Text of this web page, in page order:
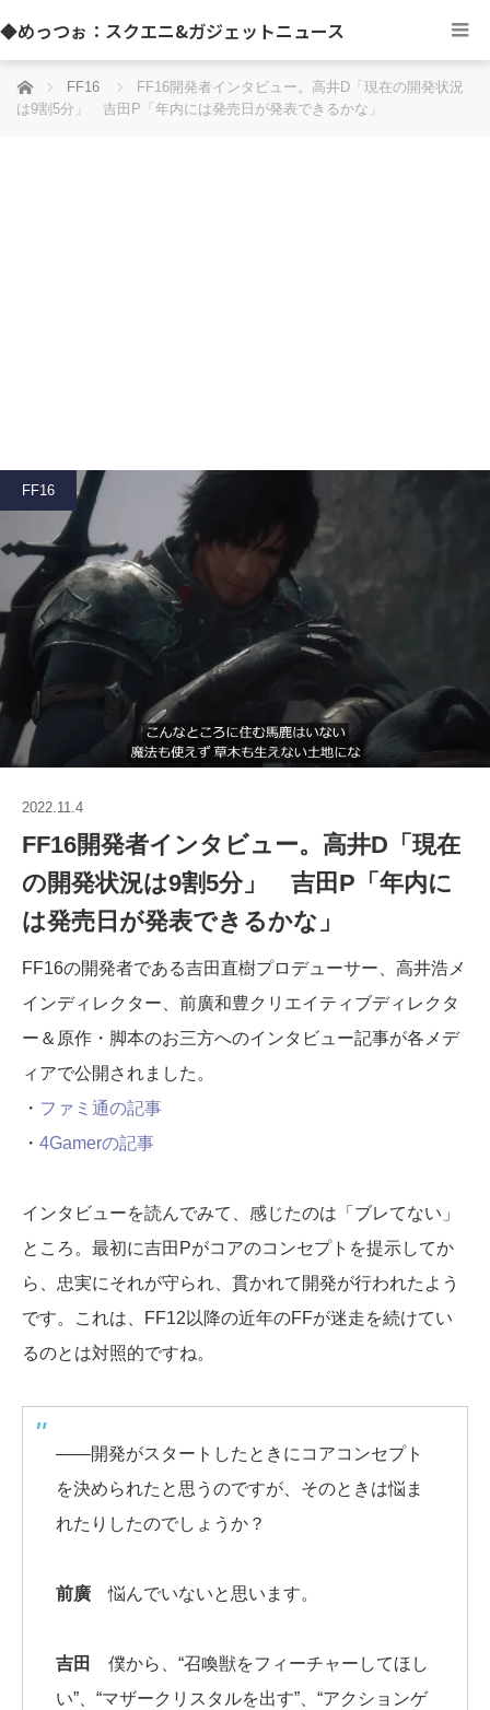
◆めっつぉ：スクエニ&ガジェットニュース
ホーム FF16
FF16開発者インタビュー。高井D「現在の開発状況
は9割5分」 吉田P「年内には発売日が発表できるかな」
FF16
2022.11.4
FF16開発者インタビュー。高井D「現在
の開発状況は9割5分」 吉田P「年内に
は発売日が発表できるかな」
FF16の開発者である吉田直樹プロデューサー、高井浩メ
インディレクター、前廣和豊クリエイティブディレクタ
ー＆原作・脚本のお三方へのインタビュー記事が各メデ
ィアで公開されました。
・ ファミ通の記事
・ 4Gamerの記事
インタビューを読んでみて、感じたのは「ブレてない」
ところ。最初に吉田Pがコアのコンセプトを提示してか
ら、忠実にそれが守られ、貫かれて開発が行われたよう
です。これは、FF12以降の近年のFFが迷走を続けてい
るのとは対照的ですね。
――開発がスタートしたときにコアコンセプト
を決められたと思うのですが、そのときは悩ま
れたりしたのでしょうか？
前廣 悩んでいないと思います。
吉田
僕から、“召喚獣をフィーチャーしてほし
い”、“マザークリスタルを出す”、“アクションゲ